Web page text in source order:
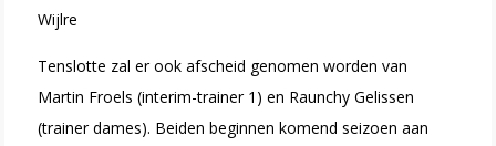
Wijlre
Tenslotte zal er ook afscheid genomen worden van
Martin Froels (interim-trainer 1) en Raunchy Gelissen
(trainer dames). Beiden beginnen komend seizoen aan